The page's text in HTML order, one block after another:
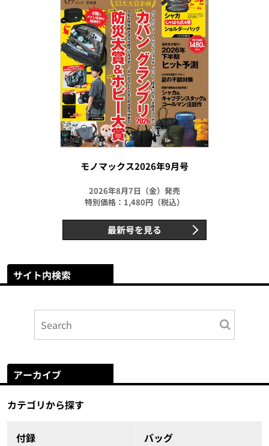
モノマックス2026年9月号
2026年8月7日（金）発売
特別価格：1,480円（税込）
最新号を見る
サイト内検索
アーカイブ
カテゴリから探す
付録 バッグ